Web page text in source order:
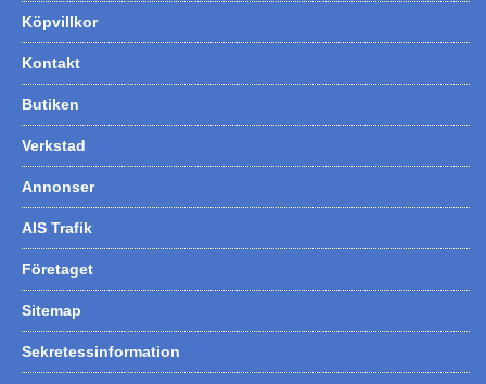
Köpvillkor
Kontakt
Butiken
Verkstad
Annonser
AIS Trafik
Företaget
Sitemap
Sekretessinformation